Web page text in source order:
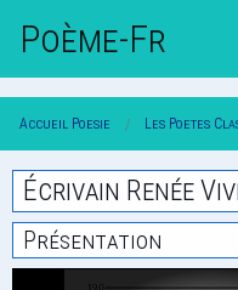
Poème-Fr
Accueil Poesie Les Poetes
Écrivain Renée
Présentation